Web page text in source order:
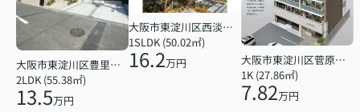
大阪市東淀川区豊里６丁目
2LDK (55.38㎡)
13.5万円
大阪市東淀川区西淡路１丁目
1SLDK (50.02㎡)
16.2万円
大阪市東淀川区菅原７丁目
1K (27.86㎡)
7.82万円